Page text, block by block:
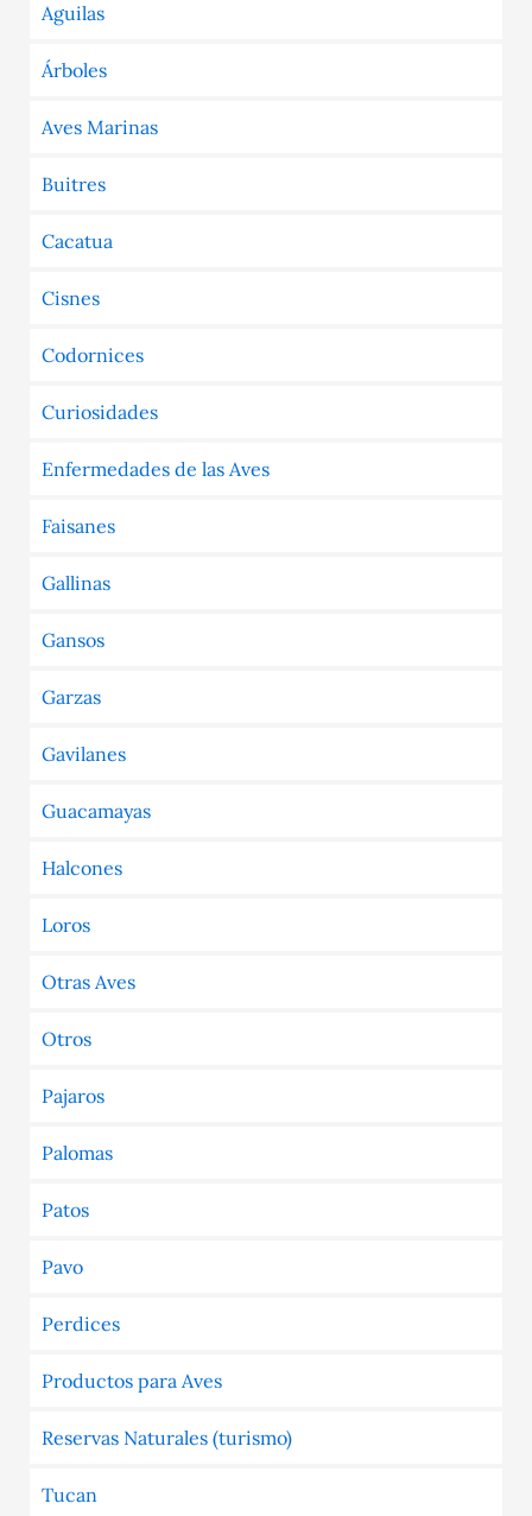
Aguilas
Árboles
Aves Marinas
Buitres
Cacatua
Cisnes
Codornices
Curiosidades
Enfermedades de las Aves
Faisanes
Gallinas
Gansos
Garzas
Gavilanes
Guacamayas
Halcones
Loros
Otras Aves
Otros
Pajaros
Palomas
Patos
Pavo
Perdices
Productos para Aves
Reservas Naturales (turismo)
Tucan